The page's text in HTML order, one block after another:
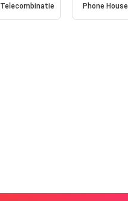
Telecombinatie Phone House